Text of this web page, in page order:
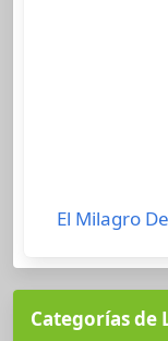
El Milagro
Categorías de